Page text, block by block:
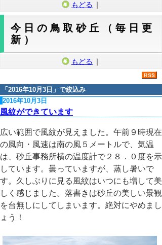
もどる ｜
今日の鳥取砂丘（毎日更
新）
もどる ｜
「 2016年10月3日 」で絞込み
2016年10月3日
風紋ができています
広い範囲で風紋が見えました。午前９時現在
の風向・風速は南の風５メートルで、気温
は、砂丘事務所横の温度計で２８．０度を示
しています。曇っていますが、蒸し暑いで
す。久しぶりに見る風紋はいつにも増して美
しく感じました。落書きは砂丘の美しい景観
を台無しにしてしまいます。絶対にやめまし
ょう！